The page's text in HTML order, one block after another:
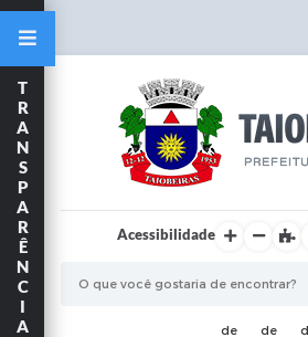
Acessibilidade
T
R
A
N
S
P
A
R
Ê
N
C
I
A